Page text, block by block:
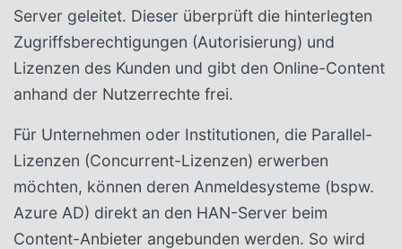
Server geleitet. Dieser überprüft die hinterlegten
Zugriffsberechtigungen (Autorisierung) und
Lizenzen des Kunden und gibt den Online-Content
anhand der Nutzerrechte frei.
Für Unternehmen oder Institutionen, die Parallel-
Lizenzen (Concurrent-Lizenzen) erwerben
möchten, können deren Anmeldesysteme (bspw.
Azure AD) direkt an den HAN-Server beim
Content-Anbieter angebunden werden. So wird